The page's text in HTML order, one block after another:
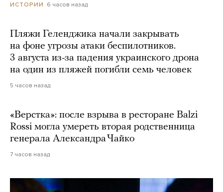
ИСТОРИИ 6 часов назад
Пляжи Геленджика начали закрывать
на фоне угрозы атаки беспилотников.
3 августа из-за падения украинского дрона
на один из пляжей погибли семь человек
5 часов назад
«Верстка»: после взрыва в ресторане Balzi
Rossi могла умереть вторая родственница
генерала Александра Чайко
7 часов назад